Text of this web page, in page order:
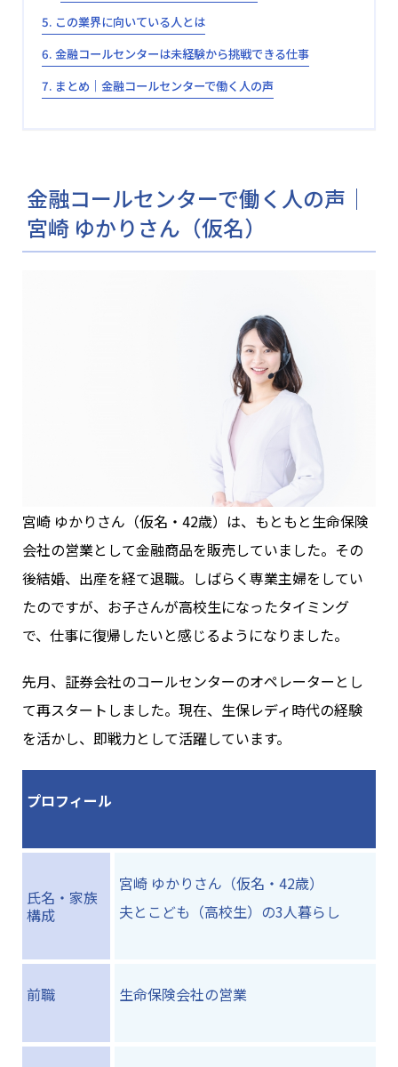
この業界に向いている人とは
金融コールセンターは未経験から挑戦できる仕事
まとめ│金融コールセンターで働く人の声
金融コールセンターで働く人の声│
宮崎 ゆかりさん（仮名）
宮崎 ゆかりさん（仮名・42歳）は、もともと生命保険
会社の営業として金融商品を販売していました。その
後結婚、出産を経て退職。しばらく専業主婦をしてい
たのですが、お子さんが高校生になったタイミング
で、仕事に復帰したいと感じるようになりました。
先月、証券会社のコールセンターのオペレーターとし
て再スタートしました。現在、生保レディ時代の経験
を活かし、即戦力として活躍しています。
プロフィール
氏名・家族
構成
宮崎 ゆかりさん（仮名・42歳）
夫とこども（高校生）の3人暮らし
前職 生命保険会社の営業